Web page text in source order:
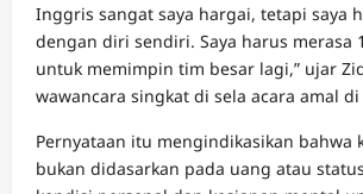
Inggris sangat saya hargai, tetapi saya
dengan diri sendiri. Saya harus merasa
untuk memimpin tim besar lagi,” ujar
wawancara singkat di sela acara amal
Pernyataan itu mengindikasikan bahwa
bukan didasarkan pada uang atau